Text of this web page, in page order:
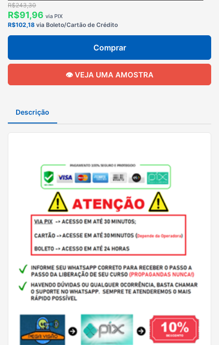
R$243,30
R$91,96 via PIX
R$102,18 via Boleto/Cartão de Crédito
Comprar
👁️ VEJA UMA AMOSTRA
Descrição